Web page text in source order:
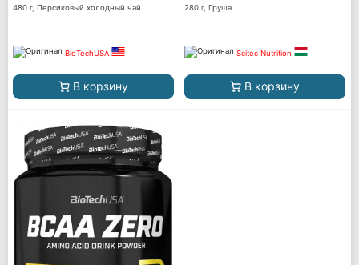
480 г, Персиковый холодный чай
BioTechUSA
В корзину
280 г, Груша
Scitec Nutrition
В корзину